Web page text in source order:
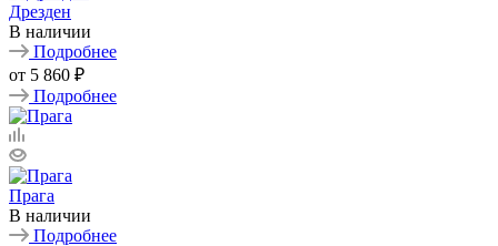
Дрезден
В наличии
Подробнее
от 5 860 ₽
Подробнее
Прага
В наличии
Подробнее